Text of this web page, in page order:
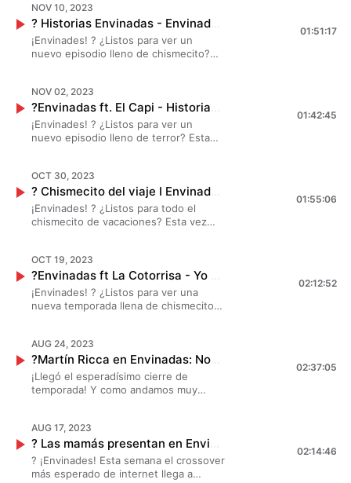
invitaron a #PatyCantú ? para
iluminarnos con su sabiduría. ¡Esto se
va a poner bueno! ?
NOV 10, 2023
¡Envinades! ? ¿Listos para ver un
nuevo episodio lleno de chismecito?
leer todas esas historias que se
quedaron en el buró, pero nunca en el
olvido. ¡Esto se va a poner buenísimo!
?
01:51:17
NOV 02, 2023
¡Envinades! ? ¿Listos para ver un
nuevo episodio lleno de terror? Esta
para contar unas historias que harán
que se les pongan los pelos de punta.
¡Esto se va a poner terroríficamente
bueno! ?
01:42:45
OCT 30, 2023
¡Envinades! ? ¿Listos para todo el
chismecito de vacaciones? Esta vez
vividuras y nos contaron todo lo que
les pasó. ? ¡Esto se va a poner bueno!
?
01:55:06
OCT 19, 2023
¡Envinades! ? ¿Listos para ver una
nueva temporada llena de chismecitos?
invitaron a #LaCotorrisa ? reímos como
nunca. ¡Esto se va a poner bueno! ?
02:12:52
AUG 24, 2023
¡Llegó el esperadísimo cierre de
temporada! Y como andamos muy
#JessicaSegura invitaron a
#MartínRicca para un cierre con broche
de oro. ? ¡Saquen los pañuelos que va
a estar buenísimo! ?
02:37:05
AUG 17, 2023
? ¡Envinades! Esta semana el crossover
más esperado de internet llega a
02:14:46